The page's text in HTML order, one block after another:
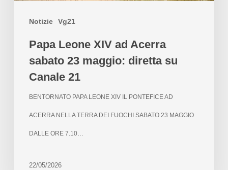
Notizie Vg21
Papa Leone XIV ad Acerra
sabato 23 maggio: diretta su
Canale 21
BENTORNATO PAPA LEONE XIV IL PONTEFICE AD
ACERRA NELLA TERRA DEI FUOCHI SABATO 23 MAGGIO
DALLE ORE 7.10…
22/05/2026